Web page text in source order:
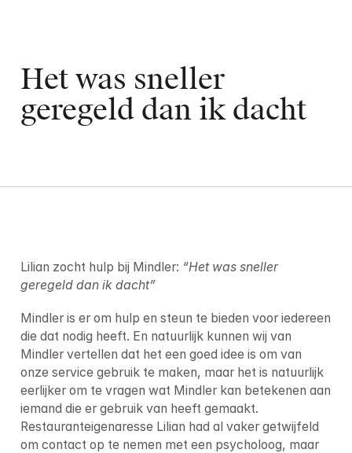
Het was sneller
geregeld dan ik dacht
Lilian zocht hulp bij Mindler: “Het was sneller
geregeld dan ik dacht”
Mindler is er om hulp en steun te bieden voor iedereen
die dat nodig heeft. En natuurlijk kunnen wij van
Mindler vertellen dat het een goed idee is om van
onze service gebruik te maken, maar het is natuurlijk
eerlijker om te vragen wat Mindler kan betekenen aan
iemand die er gebruik van heeft gemaakt.
Restauranteigenaresse Lilian had al vaker getwijfeld
om contact op te nemen met een psycholoog, maar